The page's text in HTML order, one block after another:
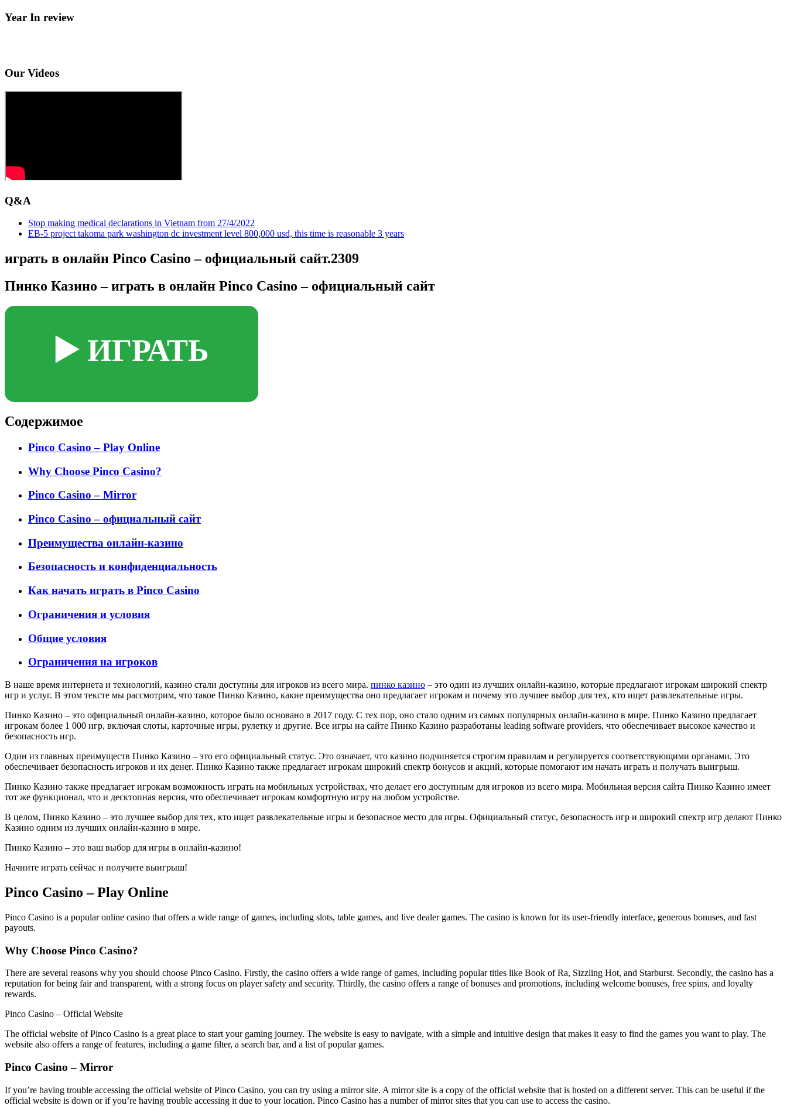
Year In review
Our Videos
Q&A
Stop making medical declarations in Vietnam from 27/4/2022
EB-5 project takoma park washington dc investment level 800,000 usd, this time is reasonable 3 years
играть в онлайн Pinco Casino – официальный сайт.2309
Пинко Казино – играть в онлайн Pinco Casino – официальный сайт
▶️ ИГРАТЬ
Содержимое
Pinco Casino – Play Online
Why Choose Pinco Casino?
Pinco Casino – Mirror
Pinco Casino – официальный сайт
Преимущества онлайн-казино
Безопасность и конфиденциальность
Как начать играть в Pinco Casino
Ограничения и условия
Общие условия
Ограничения на игроков
В наше время интернета и технологий, казино стали доступны для игроков из всего мира. пинко казино – это один из лучших онлайн-казино, которые предлагают игрокам широкий спектр
игр и услуг. В этом тексте мы рассмотрим, что такое Пинко Казино, какие преимущества оно предлагает игрокам и почему это лучшее выбор для тех, кто ищет развлекательные игры.
Пинко Казино – это официальный онлайн-казино, которое было основано в 2017 году. С тех пор, оно стало одним из самых популярных онлайн-казино в мире. Пинко Казино предлагает
игрокам более 1 000 игр, включая слоты, карточные игры, рулетку и другие. Все игры на сайте Пинко Казино разработаны leading software providers, что обеспечивает высокое качество и
безопасность игр.
Один из главных преимуществ Пинко Казино – это его официальный статус. Это означает, что казино подчиняется строгим правилам и регулируется соответствующими органами. Это
обеспечивает безопасность игроков и их денег. Пинко Казино также предлагает игрокам широкий спектр бонусов и акций, которые помогают им начать играть и получать выигрыш.
Пинко Казино также предлагает игрокам возможность играть на мобильных устройствах, что делает его доступным для игроков из всего мира. Мобильная версия сайта Пинко Казино имеет
тот же функционал, что и десктопная версия, что обеспечивает игрокам комфортную игру на любом устройстве.
В целом, Пинко Казино – это лучшее выбор для тех, кто ищет развлекательные игры и безопасное место для игры. Официальный статус, безопасность игр и широкий спектр игр делают Пинко
Казино одним из лучших онлайн-казино в мире.
Пинко Казино – это ваш выбор для игры в онлайн-казино!
Начните играть сейчас и получите выигрыш!
Pinco Casino – Play Online
Pinco Casino is a popular online casino that offers a wide range of games, including slots, table games, and live dealer games. The casino is known for its user-friendly interface, generous bonuses, and fast
payouts.
Why Choose Pinco Casino?
There are several reasons why you should choose Pinco Casino. Firstly, the casino offers a wide range of games, including popular titles like Book of Ra, Sizzling Hot, and Starburst. Secondly, the casino has a
reputation for being fair and transparent, with a strong focus on player safety and security. Thirdly, the casino offers a range of bonuses and promotions, including welcome bonuses, free spins, and loyalty
rewards.
Pinco Casino – Official Website
The official website of Pinco Casino is a great place to start your gaming journey. The website is easy to navigate, with a simple and intuitive design that makes it easy to find the games you want to play. The
website also offers a range of features, including a game filter, a search bar, and a list of popular games.
Pinco Casino – Mirror
If you’re having trouble accessing the official website of Pinco Casino, you can try using a mirror site. A mirror site is a copy of the official website that is hosted on a different server. This can be useful if the
official website is down or if you’re having trouble accessing it due to your location. Pinco Casino has a number of mirror sites that you can use to access the casino.